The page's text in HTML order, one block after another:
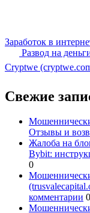
Заработок в
Развод на
Cryptwe
Свежие
Отзывы и
Жалоба на
Bybit:
0
комментарии 0